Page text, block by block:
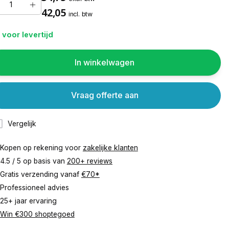
42,05 incl. btw
voor levertijd
In winkelwagen
Vergelijk
Vraag offerte aan
Kopen op rekening voor zakelijke klanten
4.5 / 5 op basis van 200+ reviews
Gratis verzending vanaf €70*
Professioneel advies
25+ jaar ervaring
Win €300 shoptegoed